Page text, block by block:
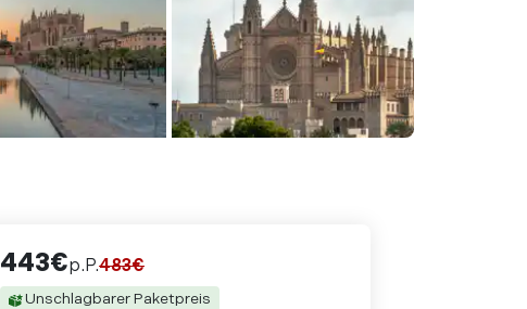
443€p.P.483€
Unschlagbarer Paketpreis